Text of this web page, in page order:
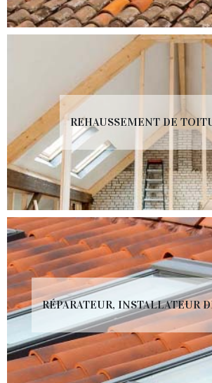
REHAUSSEMENT DE
RÉPARATEUR, INSTALLATEUR